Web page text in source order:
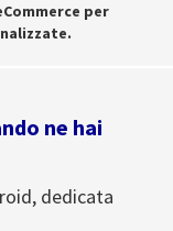
per
ne hai
dedicata